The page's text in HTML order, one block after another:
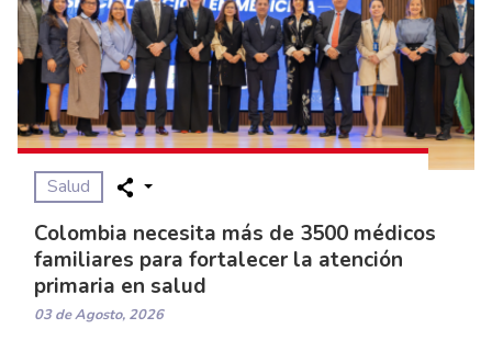
Salud
Colombia necesita más de 3500 médicos
familiares para fortalecer la atención
primaria en salud
03 de Agosto, 2026